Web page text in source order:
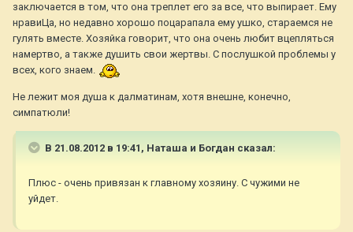
заключается в том, что она треплет его за все, что выпирает. Ему
нравиЦа, но недавно хорошо поцарапала ему ушко, стараемся не
гулять вместе. Хозяйка говорит, что она очень любит вцепляться
намертво, а также душить свои жертвы. С послушкой проблемы у
всех, кого знаем.
Не лежит моя душа к далматинам, хотя внешне, конечно,
симпатюли!
В 21.08.2012 в 19:41, Наташа и Богдан сказал:
Плюс - очень привязан к главному хозяину. С чужими не
уйдет.